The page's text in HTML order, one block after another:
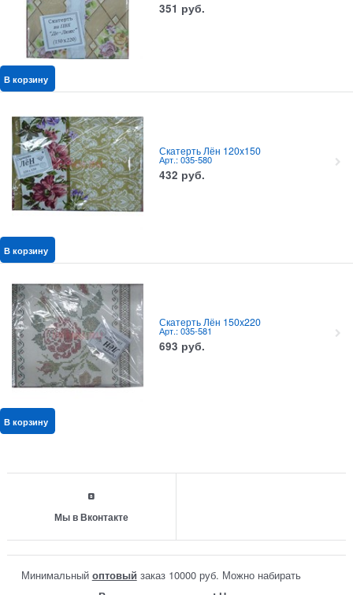
351 руб.
В корзину
Скатерть Лён 120x150
Арт.: 035-580
432 руб.
В корзину
Скатерть Лён 150x220
Арт.: 035-581
693 руб.
В корзину
Мы в Вконтакте
Минимальный оптовый заказ 10000 руб. Можно набирать